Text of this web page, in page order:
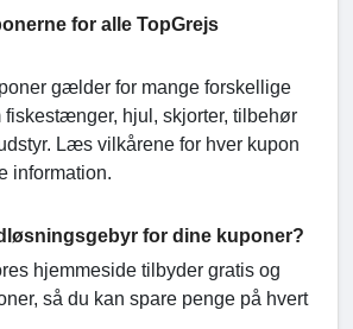
for alle TopGrejs
gælder for mange forskellige
fiskestænger, hjul, skjorter, tilbehør
Læs vilkårene for hver kupon
information.
for dine kuponer?
hjemmeside tilbyder gratis og
så du kan spare penge på hvert